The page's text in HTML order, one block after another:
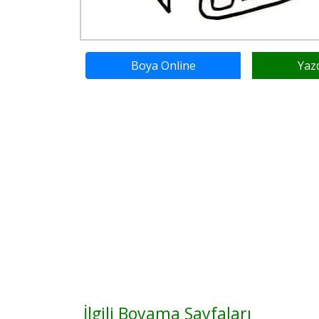
Boya Online
İlgili Boyama Sayfaları